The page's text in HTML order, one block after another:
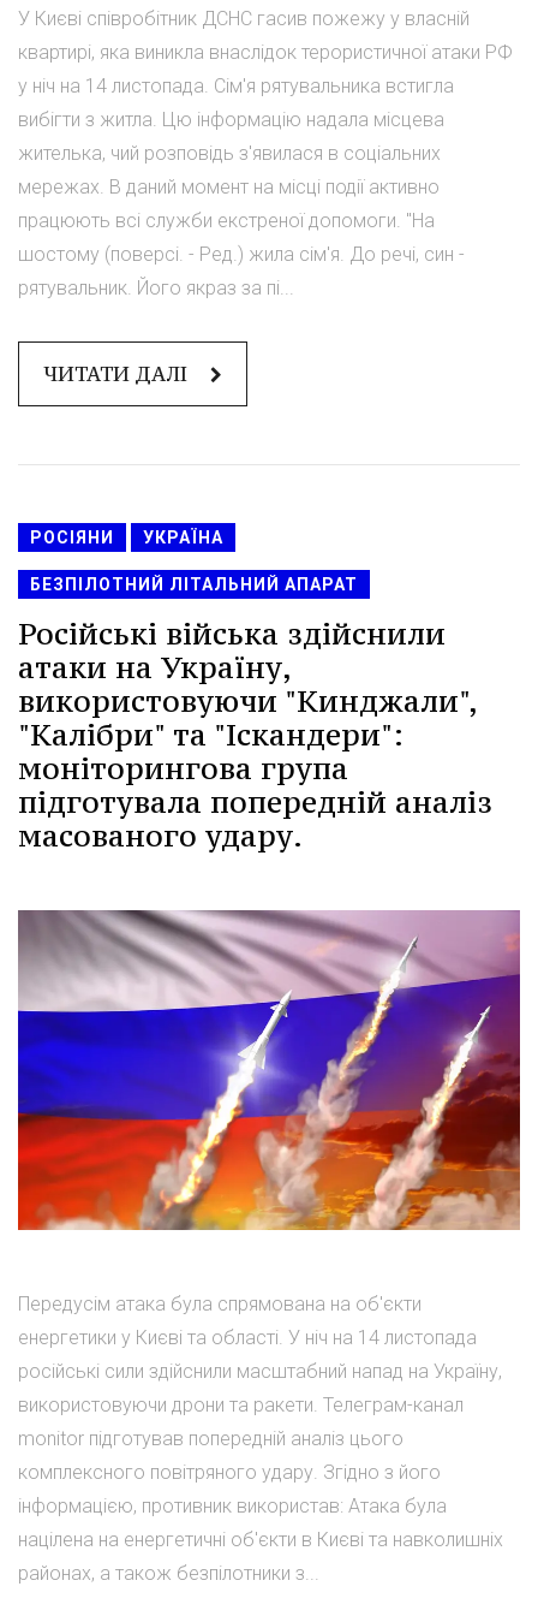
У Києві співробітник ДСНС гасив пожежу у власній
квартирі, яка виникла внаслідок терористичної атаки РФ
у ніч на 14 листопада. Сім'я рятувальника встигла
вибігти з житла. Цю інформацію надала місцева
жителька, чий розповідь з'явилася в соціальних
мережах. В даний момент на місці події активно
працюють всі служби екстреної допомоги. "На
шостому (поверсі. - Ред.) жила сім'я. До речі, син -
рятувальник. Його якраз за пі...
ЧИТАТИ ДАЛІ
РОСІЯНИ УКРАЇНА
БЕЗПІЛОТНИЙ ЛІТАЛЬНИЙ АПАРАТ
Російські війська здійснили
атаки на Україну,
використовуючи "Кинджали",
"Калібри" та "Іскандери":
моніторингова група
підготувала попередній аналіз
масованого удару.
Передусім атака була спрямована на об'єкти
енергетики у Києві та області. У ніч на 14 листопада
російські сили здійснили масштабний напад на Україну,
використовуючи дрони та ракети. Телеграм-канал
monitor підготував попередній аналіз цього
комплексного повітряного удару. Згідно з його
інформацією, противник використав: Атака була
націлена на енергетичні об'єкти в Києві та навколишніх
районах, а також безпілотники з...